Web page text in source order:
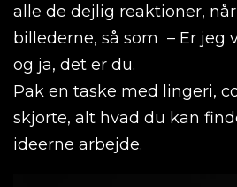
alle de dejlig reaktioner,
billederne, så som – Er jeg
og ja, det er du.
Pak en taske med lingeri,
skjorte, alt hvad du kan
ideerne arbejde.